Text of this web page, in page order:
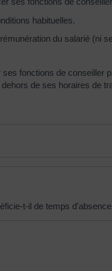
habituelles.
du salarié (ni
fonctions de conseiller
de ses horaires de
t-il de temps